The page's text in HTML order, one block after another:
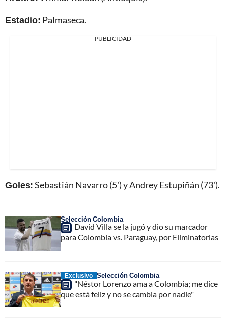
Estadio: Palmaseca.
PUBLICIDAD
Goles:Sebastián Navarro (5') y Andrey Estupiñán (73').
Selección Colombia
David Villa se la jugó y dio su marcador
para Colombia vs. Paraguay, por Eliminatorias
Exclusivo Selección Colombia
"Néstor Lorenzo ama a Colombia; me dice
que está feliz y no se cambia por nadie"